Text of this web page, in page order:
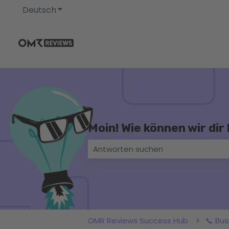
DeutschUntermenü für Übersetzungen anzeigen
Moin! Wie können wir
OMR Reviews Success Hub 📞